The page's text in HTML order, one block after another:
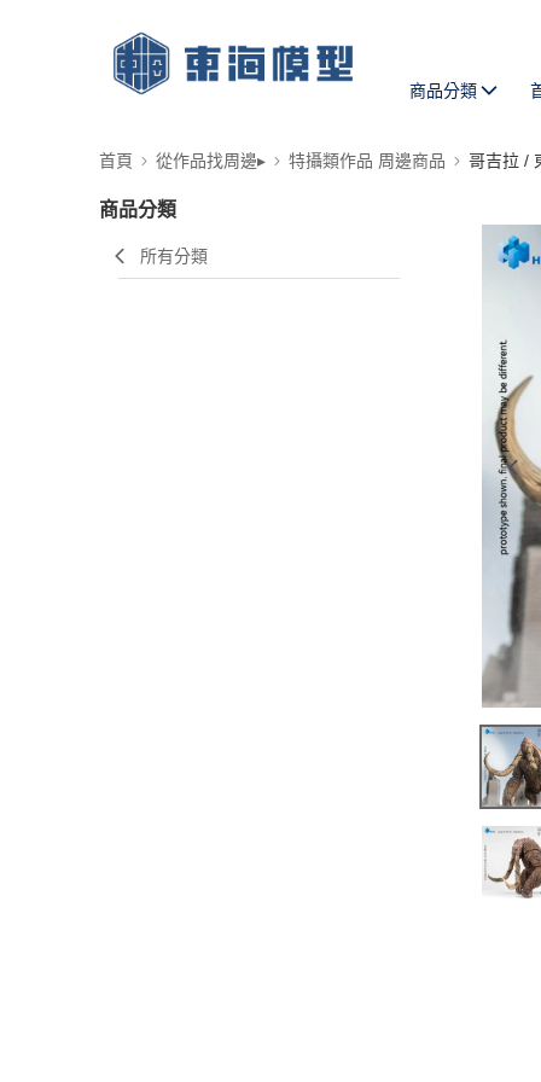
商品分類
首頁 從作品找周邊▸ 特攝類作品 周邊商品 哥吉拉 /
商品分類
所有分類